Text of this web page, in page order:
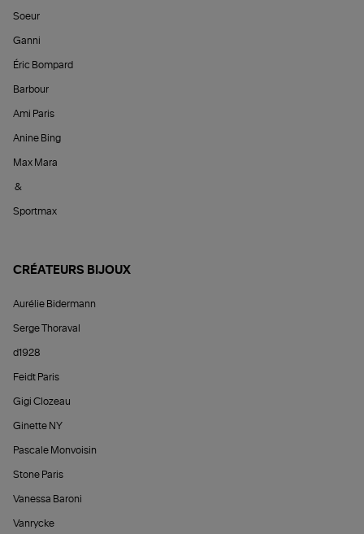
Soeur
Ganni
Éric Bompard
Barbour
Ami Paris
Anine Bing
Max Mara
&
Sportmax
CRÉATEURS BIJOUX
Aurélie Bidermann
Serge Thoraval
d1928
Feidt Paris
Gigi Clozeau
Ginette NY
Pascale Monvoisin
Stone Paris
Vanessa Baroni
Vanrycke